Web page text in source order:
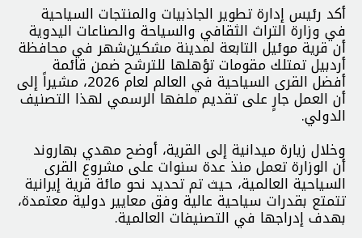
أكد رئيس إدارة تطوير الجاذبيات والمنتجات السياحية
في وزارة التراث الثقافي والسياحة والصناعات اليدوية
أن قرية موئیل التابعة لمدينة مشكين‌شهر في محافظة
أردبيل تمتلك مقومات تؤهلها للترشح ضمن قائمة
أفضل القرى السياحية في العالم لعام 2026، مشيراً إلى
أن العمل جارٍ على تقديم ملفها الرسمي لهذا التصنيف
الدولي.
وخلال زيارة ميدانية إلى القرية، أوضح مهدي بهاروند
أن الوزارة تعمل منذ عدة سنوات على مشروع القرى
السياحية العالمية، حيث تم تحديد نحو مائة قرية إيرانية
تتمتع بقدرات سياحية عالية وفق معايير دولية معتمدة،
بهدف إدراجها في التصنيفات العالمية.